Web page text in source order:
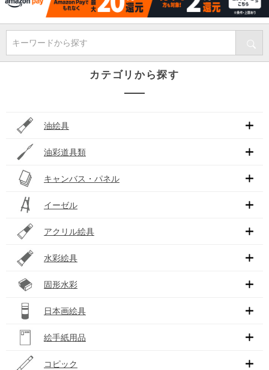
キーワードから探す
カテゴリから探す
油絵具
油彩道具類
キャンバス・パネル
イーゼル
アクリル絵具
水彩絵具
固形水彩
日本画絵具
絵手紙用品
コピック